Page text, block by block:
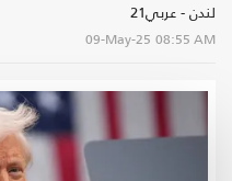
لندن - عربي21
09-May-25 08:55 AM